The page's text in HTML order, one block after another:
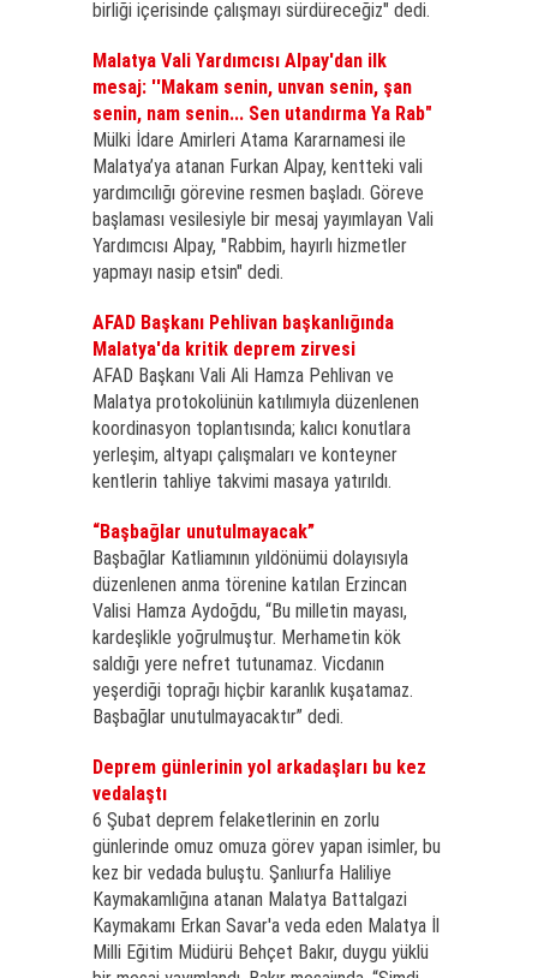
birliği içerisinde çalışmayı sürdüreceğiz" dedi.
Malatya Vali Yardımcısı Alpay'dan ilk
mesaj: ''Makam senin, unvan senin, şan
senin, nam senin... Sen utandırma Ya Rab"
Mülki İdare Amirleri Atama Kararnamesi ile
Malatya’ya atanan Furkan Alpay, kentteki vali
yardımcılığı görevine resmen başladı. Göreve
başlaması vesilesiyle bir mesaj yayımlayan Vali
Yardımcısı Alpay, "Rabbim, hayırlı hizmetler
yapmayı nasip etsin" dedi.
AFAD Başkanı Pehlivan başkanlığında
Malatya'da kritik deprem zirvesi
AFAD Başkanı Vali Ali Hamza Pehlivan ve
Malatya protokolünün katılımıyla düzenlenen
koordinasyon toplantısında; kalıcı konutlara
yerleşim, altyapı çalışmaları ve konteyner
kentlerin tahliye takvimi masaya yatırıldı.
“Başbağlar unutulmayacak”
Başbağlar Katliamının yıldönümü dolayısıyla
düzenlenen anma törenine katılan Erzincan
Valisi Hamza Aydoğdu, “Bu milletin mayası,
kardeşlikle yoğrulmuştur. Merhametin kök
saldığı yere nefret tutunamaz. Vicdanın
yeşerdiği toprağı hiçbir karanlık kuşatamaz.
Başbağlar unutulmayacaktır” dedi.
Deprem günlerinin yol arkadaşları bu kez
vedalaştı
6 Şubat deprem felaketlerinin en zorlu
günlerinde omuz omuza görev yapan isimler, bu
kez bir vedada buluştu. Şanlıurfa Haliliye
Kaymakamlığına atanan Malatya Battalgazi
Kaymakamı Erkan Savar'a veda eden Malatya İl
Milli Eğitim Müdürü Behçet Bakır, duygu yüklü